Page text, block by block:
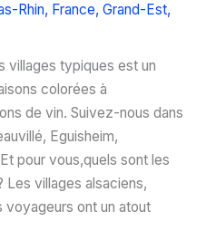
Rhin, France, Grand-Est,
villages typiques est un
colorées à
de vin. Suivez-nous dans
Eguisheim,
pour vous,quels sont les
Les villages alsaciens,
voyageurs ont un atout